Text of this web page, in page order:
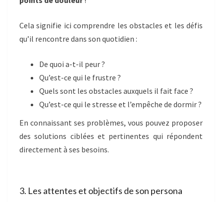
Cela signifie ici comprendre les obstacles et les défis
qu’il rencontre dans son quotidien :
De quoi a-t-il peur ?
Qu’est-ce qui le frustre ?
Quels sont les obstacles auxquels il fait face ?
Qu’est-ce qui le stresse et l’empêche de dormir ?
En connaissant ses problèmes, vous pouvez proposer
des solutions ciblées et pertinentes qui répondent
directement à ses besoins.
3. Les attentes et objectifs de son persona